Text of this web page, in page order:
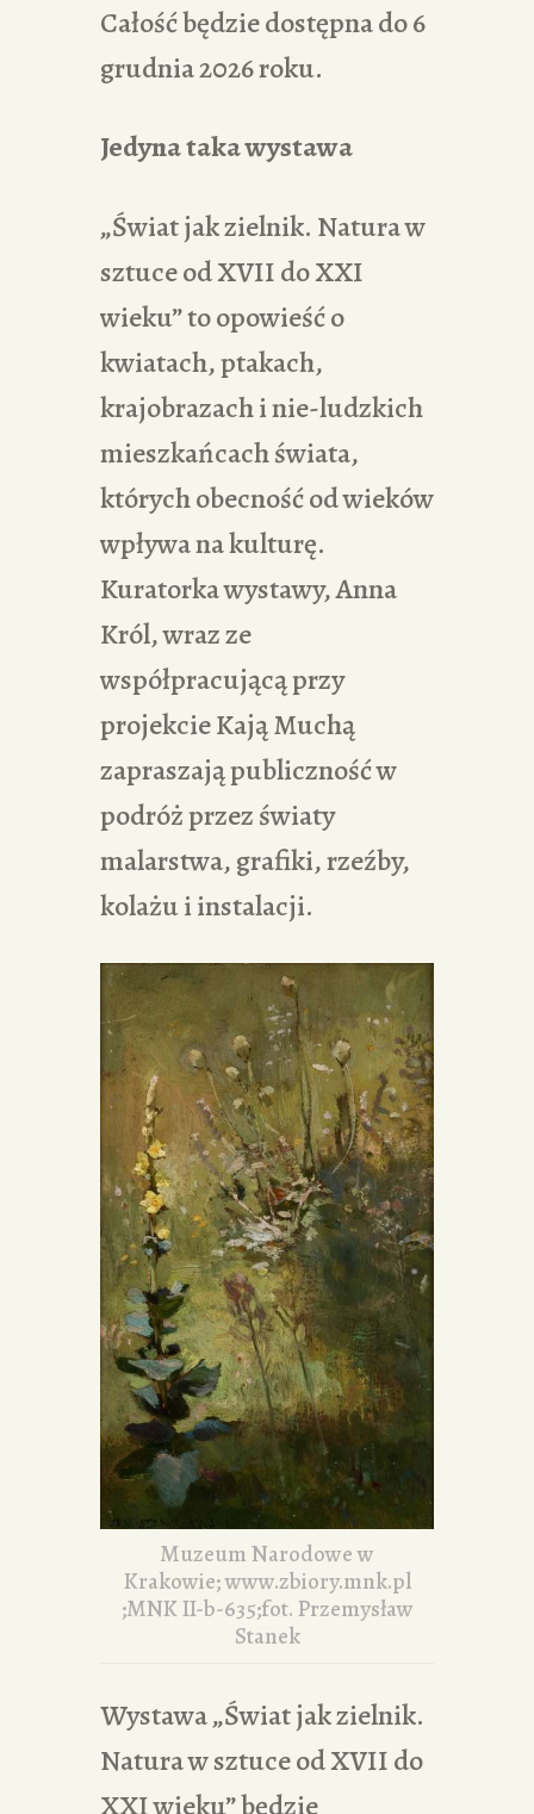
Całość będzie dostępna do 6
grudnia 2026 roku.
Jedyna taka wystawa
„Świat jak zielnik. Natura w
sztuce od XVII do XXI
wieku” to opowieść o
kwiatach, ptakach,
krajobrazach i nie-ludzkich
mieszkańcach świata,
których obecność od wieków
wpływa na kulturę.
Kuratorka wystawy, Anna
Król, wraz ze
współpracującą przy
projekcie Kają Muchą
zapraszają publiczność w
podróż przez światy
malarstwa, grafiki, rzeźby,
kolażu i instalacji.
Muzeum Narodowe w
Krakowie; www.zbiory.mnk.pl
;MNK II-b-635;fot. Przemysław
Stanek
Wystawa „Świat jak zielnik.
Natura w sztuce od XVII do
XXI wieku” będzie